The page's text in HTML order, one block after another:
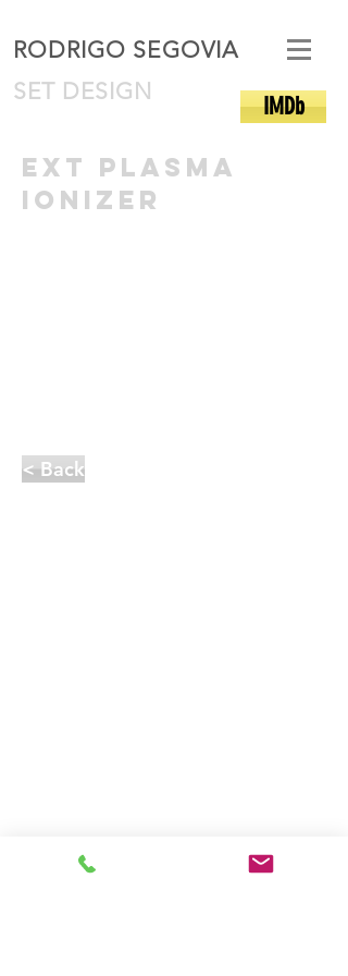
RODRIGO SEGOVIA
SET DESIGN
IMDb
ext plasma
ionizer
< Back